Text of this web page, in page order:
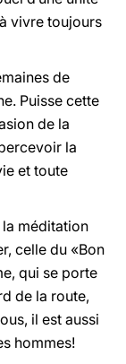
vivre toujours
de
Puisse cette
de la
la
et toute
méditation
celle du «Bon
qui se porte
de la route,
il est aussi
hommes!